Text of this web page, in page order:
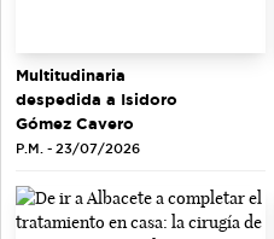
Multitudinaria
despedida a Isidoro
Gómez Cavero
P.M. - 23/07/2026